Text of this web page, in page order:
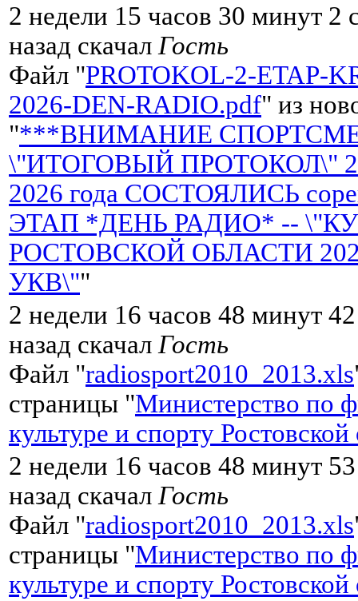
2 недели 15 часов 30 минут 2
назад скачал Гость
Файл "PROTOKOL-2-ETAP-
2026-DEN-RADIO.pdf" из
"***ВНИМАНИЕ
\"ИТОГОВЫЙ ПРОТОКОЛ\" 25
2026 года СОСТОЯЛИСЬ
ЭТАП *ДЕНЬ РАДИО* --
РОСТОВСКОЙ ОБЛАСТИ 2026
УКВ\""
2 недели 16 часов 48 минут
назад скачал Гость
Файл "radiosport2010_2013.xls
страницы "Министерство по
культуре и спорту Ростовской
2 недели 16 часов 48 минут
назад скачал Гость
Файл "radiosport2010_2013.xls
страницы "Министерство по
культуре и спорту Ростовской